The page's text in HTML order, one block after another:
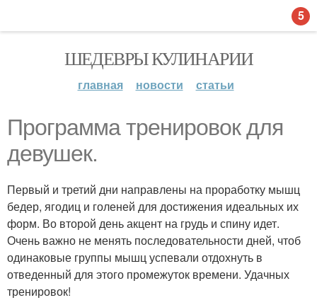
ШЕДЕВРЫ КУЛИНАРИИ
главная новости статьи
Программа тренировок для
девушек.
Первый и третий дни направлены на проработку мышц
бедер, ягодиц и голеней для достижения идеальных их
форм. Во второй день акцент на грудь и спину идет.
Очень важно не менять последовательности дней, чтоб
одинаковые группы мышц успевали отдохнуть в
отведенный для этого промежуток времени. Удачных
тренировок!
5